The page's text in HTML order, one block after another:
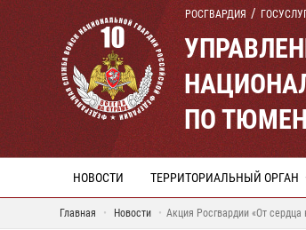
РОСГВАРДИЯ
ПО
НОВОСТИ ТЕРРИТОРИАЛЬНЫЙ ОРГАН
Главная Новости Акция Росгвардии «От